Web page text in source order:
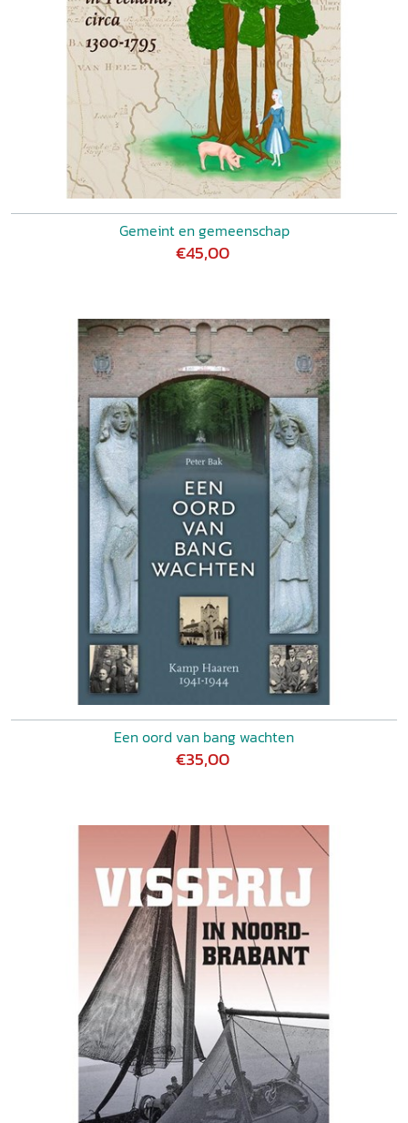
Gemeint en gemeenschap
€45,00
Een oord van bang wachten
€35,00